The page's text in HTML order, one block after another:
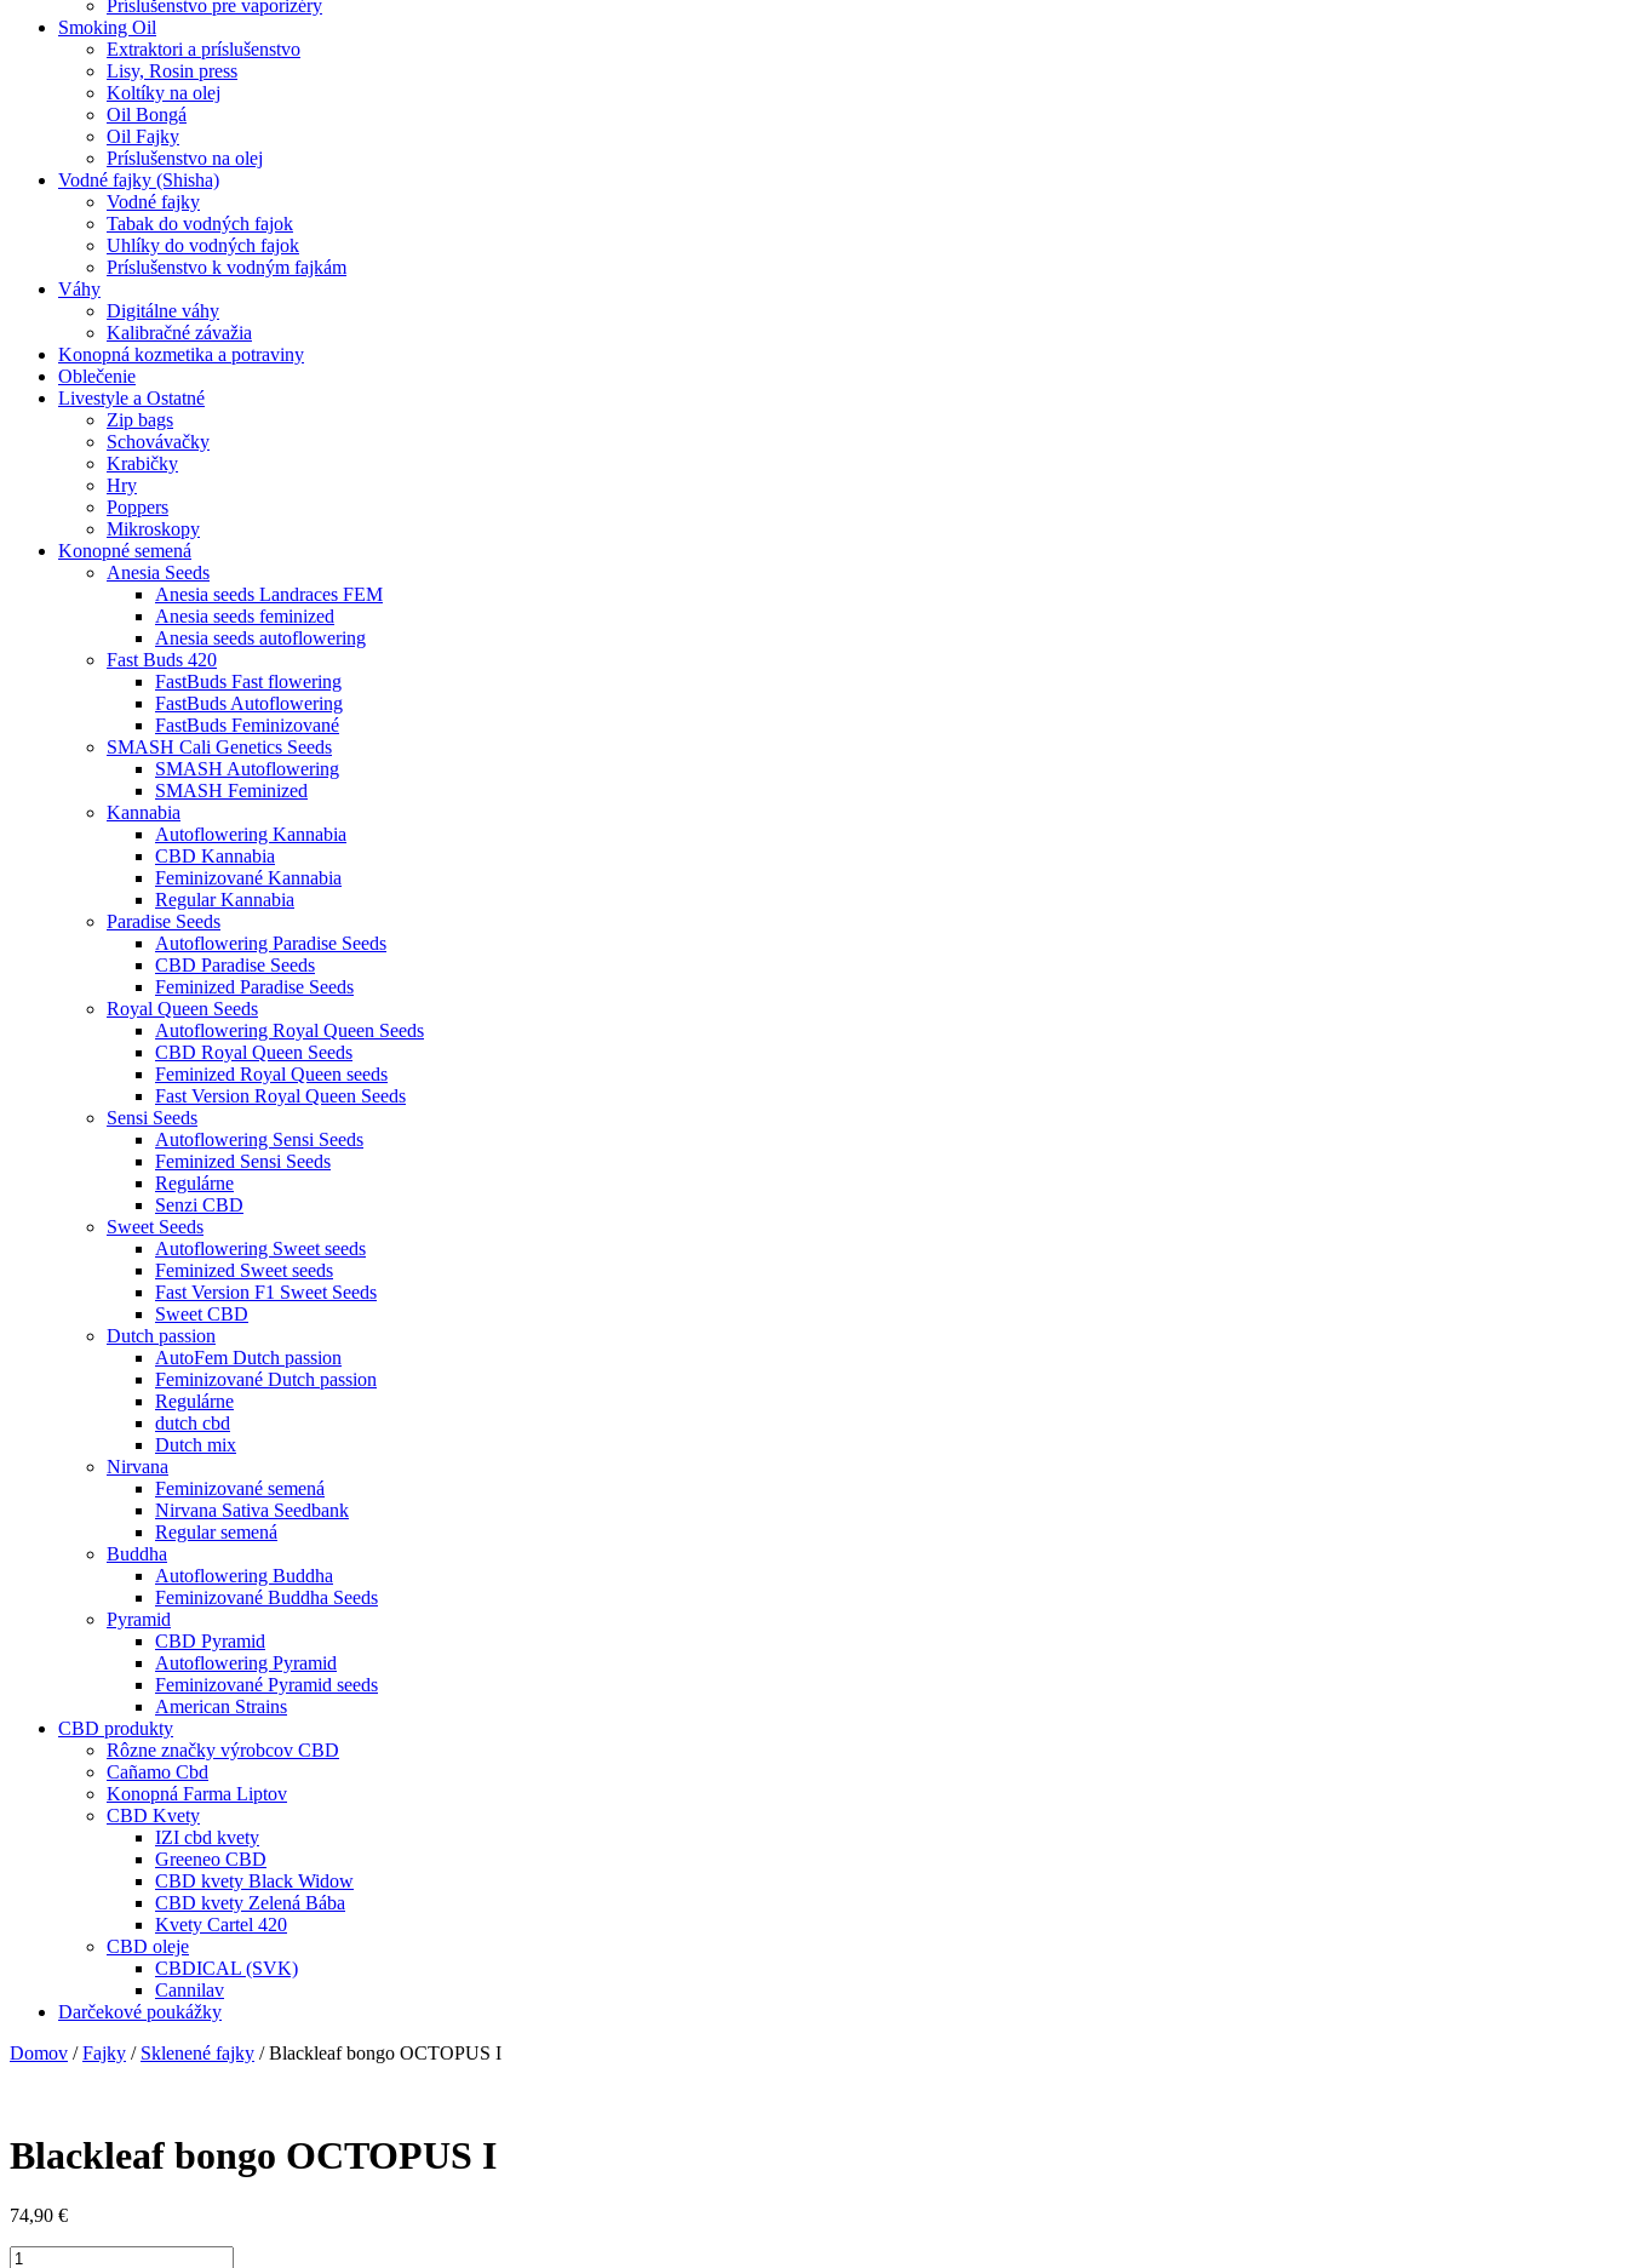
Príslušenstvo pre vaporizéry
Smoking Oil
Extraktori a príslušenstvo
Lisy, Rosin press
Koltíky na olej
Oil Bongá
Oil Fajky
Príslušenstvo na olej
Vodné fajky (Shisha)
Vodné fajky
Tabak do vodných fajok
Uhlíky do vodných fajok
Príslušenstvo k vodným fajkám
Váhy
Digitálne váhy
Kalibračné závažia
Konopná kozmetika a potraviny
Oblečenie
Livestyle a Ostatné
Zip bags
Schovávačky
Krabičky
Hry
Poppers
Mikroskopy
Konopné semená
Anesia Seeds
Anesia seeds Landraces FEM
Anesia seeds feminized
Anesia seeds autoflowering
Fast Buds 420
FastBuds Fast flowering
FastBuds Autoflowering
FastBuds Feminizované
SMASH Cali Genetics Seeds
SMASH Autoflowering
SMASH Feminized
Kannabia
Autoflowering Kannabia
CBD Kannabia
Feminizované Kannabia
Regular Kannabia
Paradise Seeds
Autoflowering Paradise Seeds
CBD Paradise Seeds
Feminized Paradise Seeds
Royal Queen Seeds
Autoflowering Royal Queen Seeds
CBD Royal Queen Seeds
Feminized Royal Queen seeds
Fast Version Royal Queen Seeds
Sensi Seeds
Autoflowering Sensi Seeds
Feminized Sensi Seeds
Regulárne
Senzi CBD
Sweet Seeds
Autoflowering Sweet seeds
Feminized Sweet seeds
Fast Version F1 Sweet Seeds
Sweet CBD
Dutch passion
AutoFem Dutch passion
Feminizované Dutch passion
Regulárne
dutch cbd
Dutch mix
Nirvana
Feminizované semená
Nirvana Sativa Seedbank
Regular semená
Buddha
Autoflowering Buddha
Feminizované Buddha Seeds
Pyramid
CBD Pyramid
Autoflowering Pyramid
Feminizované Pyramid seeds
American Strains
CBD produkty
Rôzne značky výrobcov CBD
Cañamo Cbd
Konopná Farma Liptov
CBD Kvety
IZI cbd kvety
Greeneo CBD
CBD kvety Black Widow
CBD kvety Zelená Bába
Kvety Cartel 420
CBD oleje
CBDICAL (SVK)
Cannilav
Darčekové poukážky
Domov /Fajky / Sklenené fajky / Blackleaf bongo OCTOPUS I
Blackleaf bongo OCTOPUS I
74,90 €
množstvo